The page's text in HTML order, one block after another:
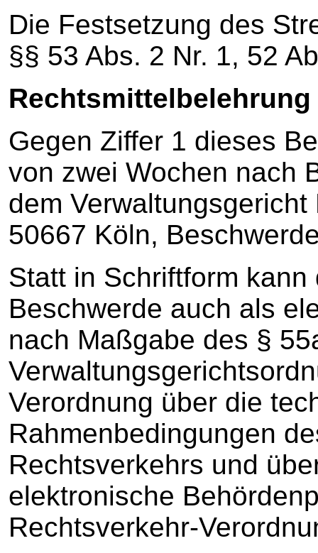
Die Festsetzung des
§§ 53 Abs. 2 Nr. 1, 52
Rechtsmittelbelehrung
Gegen Ziffer 1 dieses
von zwei Wochen nach
dem
50667 Köln,
Statt in Schriftform
Beschwerde auch als
nach Maßgabe des §
Verordnung über die
Rahmenbedingungen
Rechtsverkehrs und
elektronische
Rechtsverkehr-